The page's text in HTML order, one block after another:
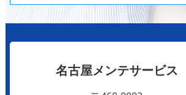
名古屋メンテサービス